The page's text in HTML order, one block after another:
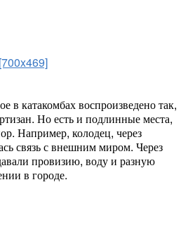
[700x469]
в катакомбах воспроизведено так,
Но есть и подлинные места,
Например, колодец, через
связь с внешним миром. Через
провизию, воду и разную
в городе.